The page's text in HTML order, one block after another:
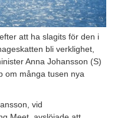
att ha slagits för den i
bli verklighet,
Anna Johansson (S)
om många tusen nya
vid